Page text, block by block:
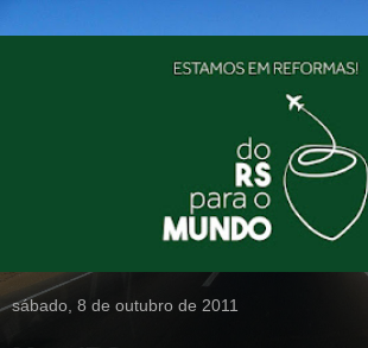
sábado, 8 de outubro de 2011